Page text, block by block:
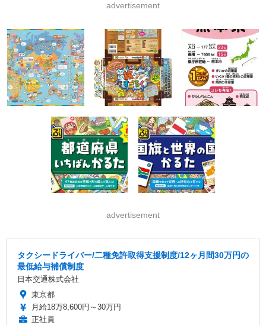
advertisement
advertisement
タクシードライバー/二種免許取得支援制度/12ヶ月間30万円の
最低給与補償制度
日本交通株式会社
東京都
月給18万8,600円～30万円
正社員